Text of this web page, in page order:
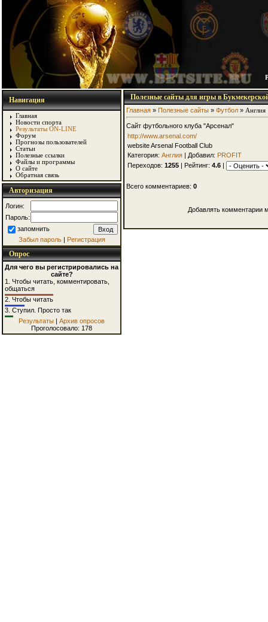
Навигация
Главная
Новости спорта
Результаты ON-LINE
Форум
Прогнозы пользователей
Статьи
Полезные ссылки
Файлы и программы
О сайте
Обратная связь
Авторизация
Логин:
Пароль:
запомнить
Забыл пароль| Регистрация
Опрос
Для чего вы регистрировались на
сайте?
1. Чтобы читать, комментировать,
общаться
2. Чтобы читать
3. Ступил. Просто так
Результаты | Архив опросов
Проголосовало: 178
Полезные сайты для игры в
Главная» Полезные сайты» Футбол» Англия
Сайт футбольного клуба "Арсенал"
http://www.arsenal.com/
website Arsenal Football Club
Категория: Англия| Добавил: PROFIT
Переходов: 1255| Рейтинг: 4.6|
Всего комментариев: 0
Добавлять комментарии